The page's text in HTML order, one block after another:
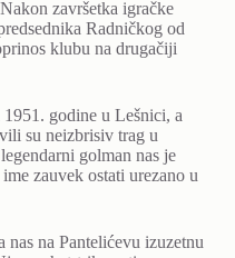
završetka igračke
Radničkog od
klubu na drugačiji
godine u Lešnici, a
su neizbrisiv trag u
golman nas je
zauvek ostati urezano u
na Pantelićevu izuzetnu